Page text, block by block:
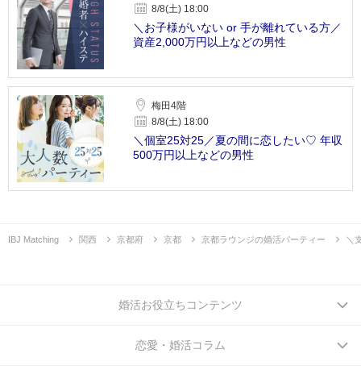
8/8(土) 18:00
＼お子様がいない or 手が離れている方／
資産2,000万円以上などの男性
梅田4階
8/8(土) 18:00
＼個室25対25／夏の間に恋したい♡ 年収
500万円以上などの男性
IBJ Matching 関西 京都府 京都 京都ラウンジの婚活パーティー ＼
婚活お役立ちコンテンツ
恋愛・婚活コラム